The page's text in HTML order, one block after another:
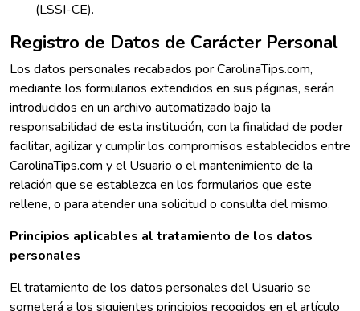
(LSSI-CE).
Registro de Datos de Carácter Personal
Los datos personales recabados por CarolinaTips.com,
mediante los formularios extendidos en sus páginas, serán
introducidos en un archivo automatizado bajo la
responsabilidad de esta institución, con la finalidad de poder
facilitar, agilizar y cumplir los compromisos establecidos entre
CarolinaTips.com y el Usuario o el mantenimiento de la
relación que se establezca en los formularios que este
rellene, o para atender una solicitud o consulta del mismo.
Principios aplicables al tratamiento de los datos
personales
El tratamiento de los datos personales del Usuario se
someterá a los siguientes principios recogidos en el artículo